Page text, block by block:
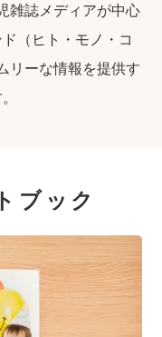
雑誌メディアが中心
（ヒト・モノ・コ
リーな情報を提供す
ブック